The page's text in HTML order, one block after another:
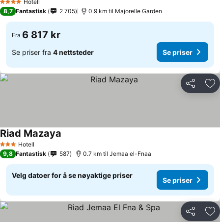
4 StjernerHotell
8,7 Fantastisk 2 705 0.9 km til Majorelle Garden
Fra 6 817 kr
Se priser fra 4 nettsteder Se priser
Del
3 StjernerHotell
Riad Mazaya
9,8 Fantastisk 587 0.7 km til Jemaa el-Fnaa
Velg datoer for å se nøyaktige priser
Se priser
Del